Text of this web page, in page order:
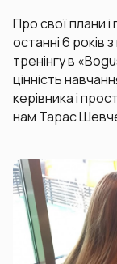
Про свої плани і
останні 6
тренінгу в
цінність
керівника і
нам Тарас